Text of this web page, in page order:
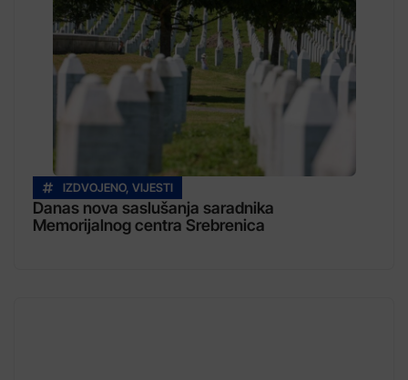
IZDVOJENO, VIJESTI
Danas nova saslušanja saradnika
Memorijalnog centra Srebrenica